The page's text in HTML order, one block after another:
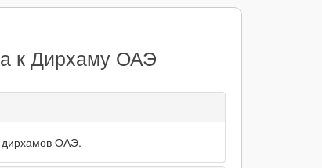
к Дирхаму ОАЭ
дирхамов ОАЭ.